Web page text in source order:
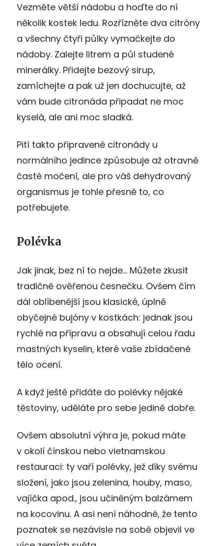
Vezměte větší nádobu a hoďte do ní
několik kostek ledu. Rozřízněte dva citróny
a všechny čtyři půlky vymačkejte do
nádoby. Zalejte litrem a půl studené
minerálky. Přidejte bezový sirup,
zamíchejte a pak už jen dochucujte, až
vám bude citronáda připadat ne moc
kyselá, ale ani moc sladká.
Pití takto připravené citronády u
normálního jedince způsobuje až otravně
časté močení, ale pro váš dehydrovaný
organismus je tohle přesně to, co
potřebujete.
Polévka
Jak jinak, bez ní to nejde… Můžete zkusit
tradičně ověřenou česnečku. Ovšem čím
dál oblíbenější jsou klasické, úplně
obyčejné bujóny v kostkách: jednak jsou
rychlé na přípravu a obsahují celou řadu
mastných kyselin, které vaše zbídačené
tělo ocení.
A když ještě přidáte do polévky nějaké
těstoviny, uděláte pro sebe jedině dobře.
Ovšem absolutní výhra je, pokud máte
v okolí čínskou nebo vietnamskou
restauraci: ty vaří polévky, jež díky svému
složení, jako jsou zelenina, houby, maso,
vajíčka apod., jsou učiněným balzámem
na kocovinu. A asi není náhodné, že tento
poznatek se nezávisle na sobě objevil ve